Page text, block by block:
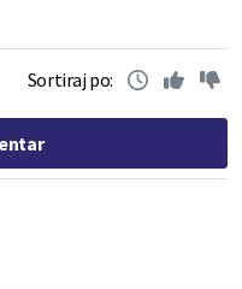
Sortiraj po: